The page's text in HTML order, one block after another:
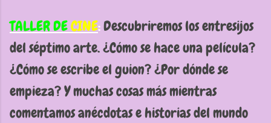
TALLER DECINE:Descubriremos los entresijos
del séptimo arte. ¿Cómo se hace una película?
¿Cómo se escribe el guion? ¿Por dónde se
empieza? Y muchas cosas más mientras
comentamos anécdotas e historias del mundo